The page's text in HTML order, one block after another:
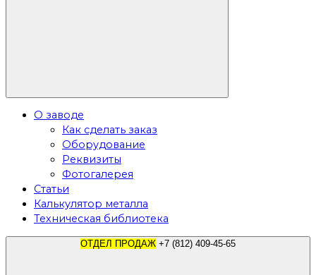
О заводе
Как сделать заказ
Оборудование
Реквизиты
Фотогалерея
Статьи
Калькулятор металла
Техническая библиотека
ОТДЕЛ ПРОДАЖ